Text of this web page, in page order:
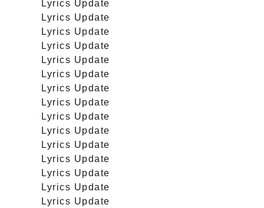
Lyrics Update
Lyrics Update
Lyrics Update
Lyrics Update
Lyrics Update
Lyrics Update
Lyrics Update
Lyrics Update
Lyrics Update
Lyrics Update
Lyrics Update
Lyrics Update
Lyrics Update
Lyrics Update
Lyrics Update